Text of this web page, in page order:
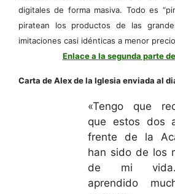
digitales de forma masiva. Todo es
piratean los productos de las
imitaciones casi idénticas a menor
Enlace a la segunda parte
Carta de Alex de la Iglesia enviada al
«Tengo que
que estos dos
frente de la
han sido de los
de mi
aprendido